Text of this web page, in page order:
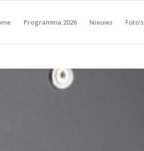
Programma 2026 Nieuws Foto’s